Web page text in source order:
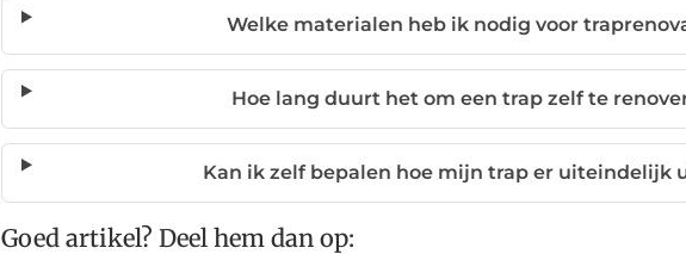
Welke materialen heb ik nodig voor
Hoe lang duurt het om een trap zelf te
Kan ik zelf bepalen hoe mijn trap er uiteindelijk
Goed artikel? Deel hem dan op: